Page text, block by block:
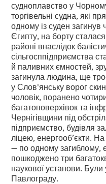
судноплавство у
торгівельні судна, які
одному із суден
Єгипту, на борту
районі внаслідок
сільгосппідприємства
й паливних ємностей,
загинула людина, ще
у Слов'янську ворог
чоловік, поранено
багатоповерхівок та
Чернігівщини під
підприємство, будівля
ліцею, енергооб’єкти.
— по одному загиблому,
пошкоджено три
наукової установи.
Павлограду.